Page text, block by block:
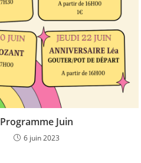
Programme Juin
6 juin 2023